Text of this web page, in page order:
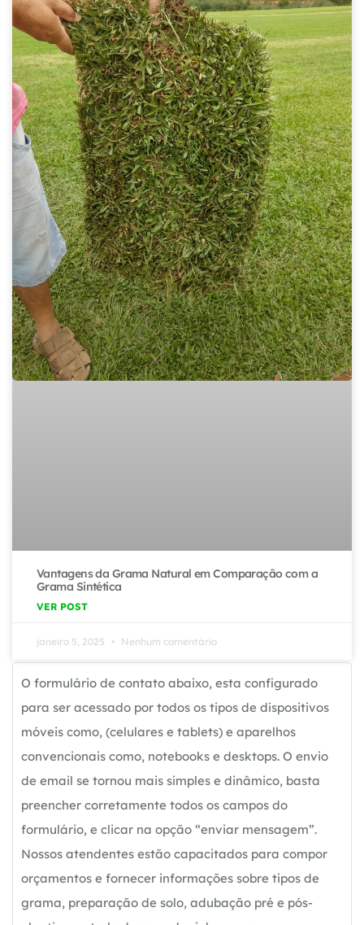
Vantagens da Grama Natural em Comparação com a
Grama Sintética
VER POST
janeiro 5, 2025 Nenhum comentário
O formulário de contato abaixo, esta configurado
para ser acessado por todos os tipos de dispositivos
móveis como, (celulares e tablets) e aparelhos
convencionais como, notebooks e desktops. O envio
de email se tornou mais simples e dinâmico, basta
preencher corretamente todos os campos do
formulário, e clicar na opção “enviar mensagem”.
Nossos atendentes estão capacitados para compor
orçamentos e fornecer informações sobre tipos de
grama, preparação de solo, adubação pré e pós-